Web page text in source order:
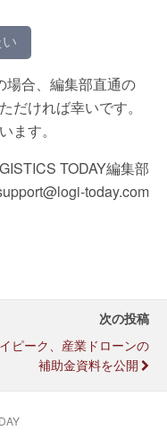
場合、編集部直通の
だければ幸いです。
ます。
TODAY編集部
today.com
次の投稿
ピーク、産業ドローンの
補助金資料を公開